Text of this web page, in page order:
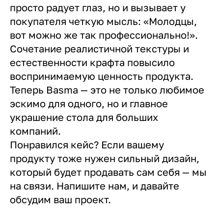
просто радует глаз, но и вызывает у
покупателя четкую мысль: «Молодцы,
вот можно же так профессионально!».
Сочетание реалистичной текстуры и
естественности крафта повысило
воспринимаемую ценность продукта.
Теперь Basma — это не только любимое
эскимо для одного, но и главное
украшение стола для больших
компаний.
Понравился кейс? Если вашему
продукту тоже нужен сильный дизайн,
который будет продавать сам себя — мы
на связи. Напишите нам, и давайте
обсудим ваш проект.